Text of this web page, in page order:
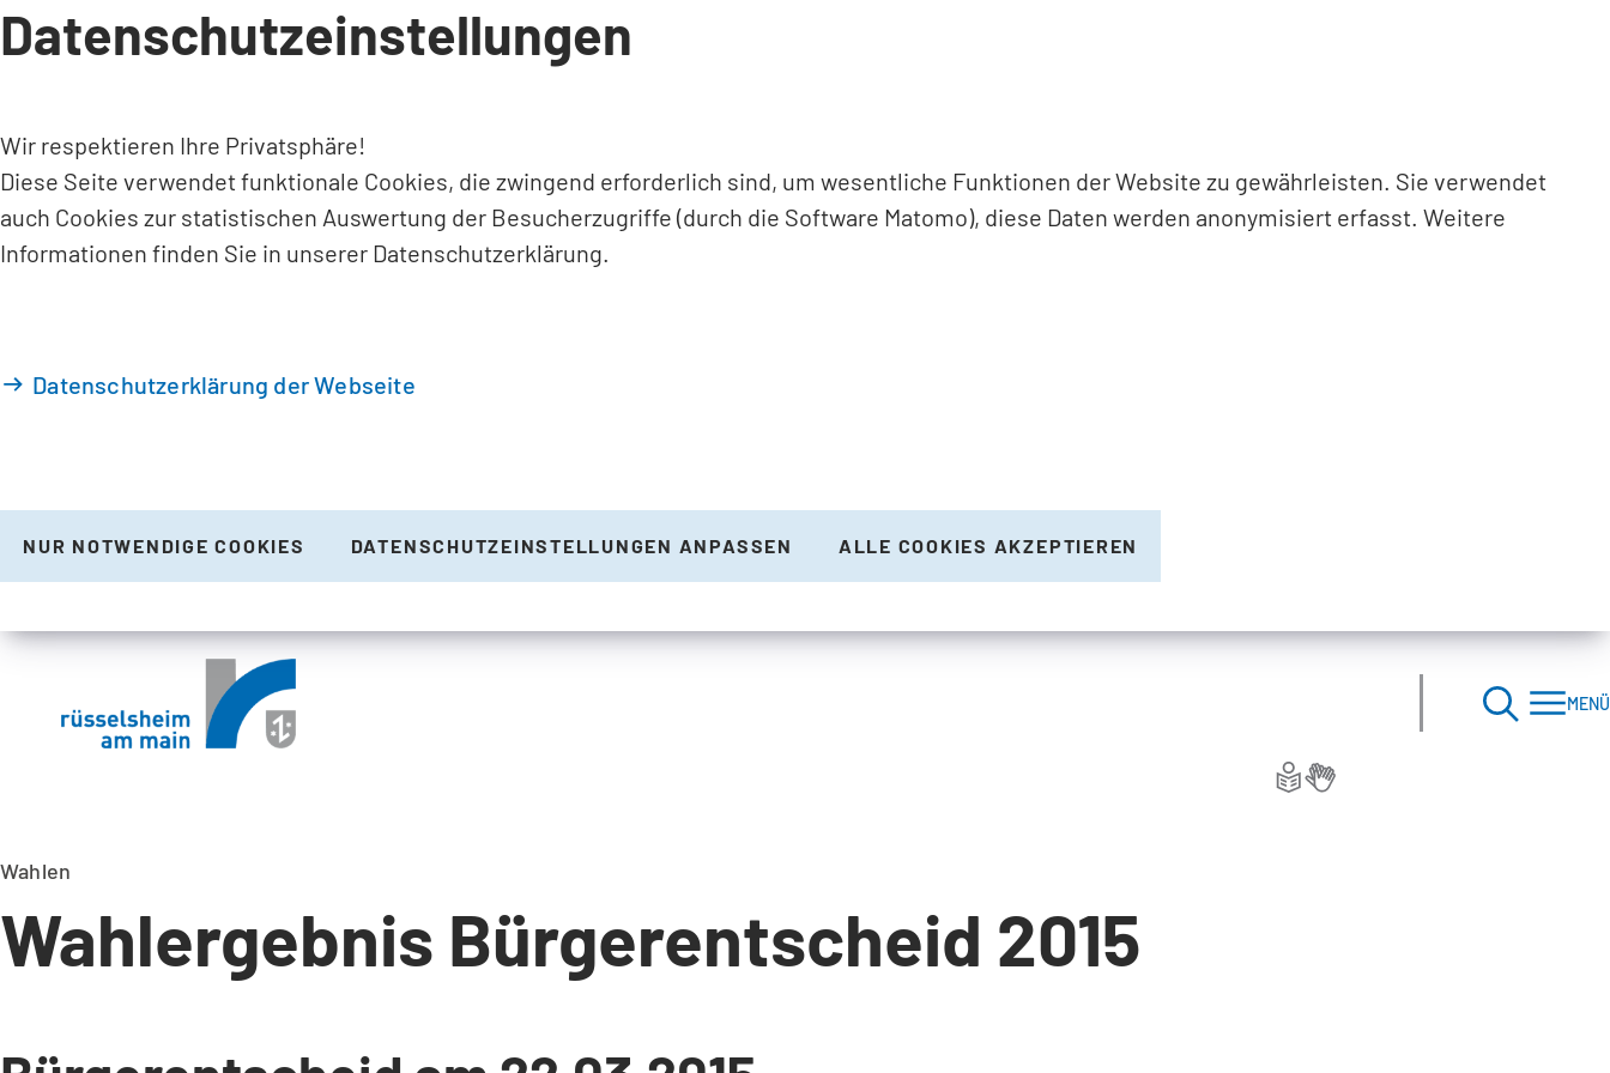
INHALT ANSPRINGEN
Datenschutzeinstellungen
Wir respektieren Ihre Privatsphäre!
Diese Seite verwendet funktionale Cookies, die zwingend erforderlich sind, um wesentliche Funktionen der Website zu gewährleisten. Sie verwendet
auch Cookies zur statistischen Auswertung der Besucherzugriffe (durch die Software Matomo), diese Daten werden anonymisiert erfasst. Weitere
Informationen finden Sie in unserer Datenschutzerklärung.
Datenschutzerklärung der Webseite
NUR NOTWENDIGE COOKIES DATENSCHUTZEINSTELLUNGEN ANPASSEN ALLE COOKIES AKZEPTIEREN
MENÜ
Wahlen
Wahlergebnis Bürgerentscheid 2015